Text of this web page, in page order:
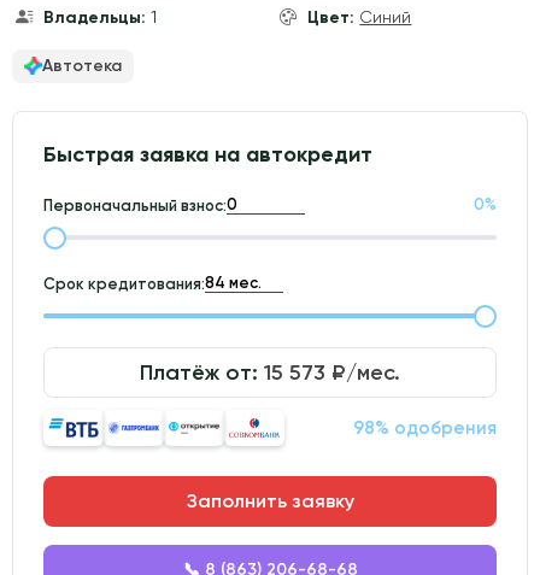
Владельцы: 1 Цвет: Синий
Автотека
Быстрая заявка на автокредит
Первоначальный взнос: 0%
Срок кредитования:
Платёж от: 15 573 ₽/мес.
98% одобрения
Заполнить заявку
📞 8 (863) 206-68-68